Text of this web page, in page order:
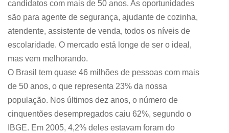
candidatos com mais de 50 anos. As oportunidades
são para agente de segurança, ajudante de cozinha,
atendente, assistente de venda, todos os níveis de
escolaridade. O mercado está longe de ser o ideal,
mas vem melhorando.
O Brasil tem quase 46 milhões de pessoas com mais
de 50 anos, o que representa 23% da nossa
população. Nos últimos dez anos, o número de
cinquentões desempregados caiu 62%, segundo o
IBGE. Em 2005, 4,2% deles estavam foram do